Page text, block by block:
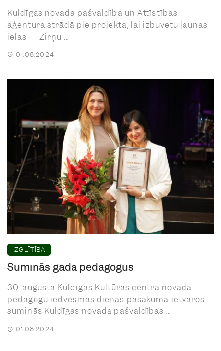
Kuldīgas novada pašvaldība un Attīstības
aģentūra strādā pie projekta, lai izbūvētu jaunas
ielas – Zirņu ...
01.08.2024
IZGLĪTĪBA
Suminās gada pedagogus
30. augustā Kuldīgas Kultūras centrā novada
pedagogu iedvesmas dienas pasākuma ietvaros
suminās Kuldīgas novada pašvaldības ...
01.08.2024